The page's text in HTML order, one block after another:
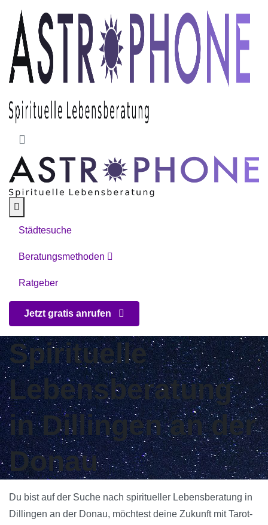
Skip to main content
Städtesuche
Beratungsmethoden
Ratgeber
Jetzt gratis anrufen
Spirituelle
Lebensberatung
in Dillingen an der
Donau
Du bist auf der Suche nach spiritueller Lebensberatung in
Dillingen an der Donau, möchtest deine Zukunft mit Tarot-